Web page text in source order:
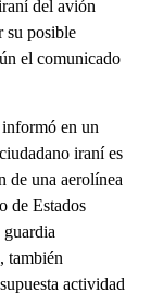
del avión
su posible
el comunicado
en un
iraní es
de una aerolínea
de Estados
también
actividad